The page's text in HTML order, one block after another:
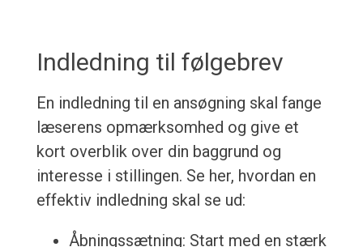
Indledning til følgebrev
En indledning til en ansøgning skal fange
læserens opmærksomhed og give et
kort overblik over din baggrund og
interesse i stillingen. Se her, hvordan en
effektiv indledning skal se ud:
Åbningssætning: Start med en stærk